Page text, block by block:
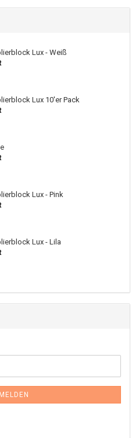
Lux - Weiß
Lux 10'er Pack
Lux - Pink
Lux - Lila